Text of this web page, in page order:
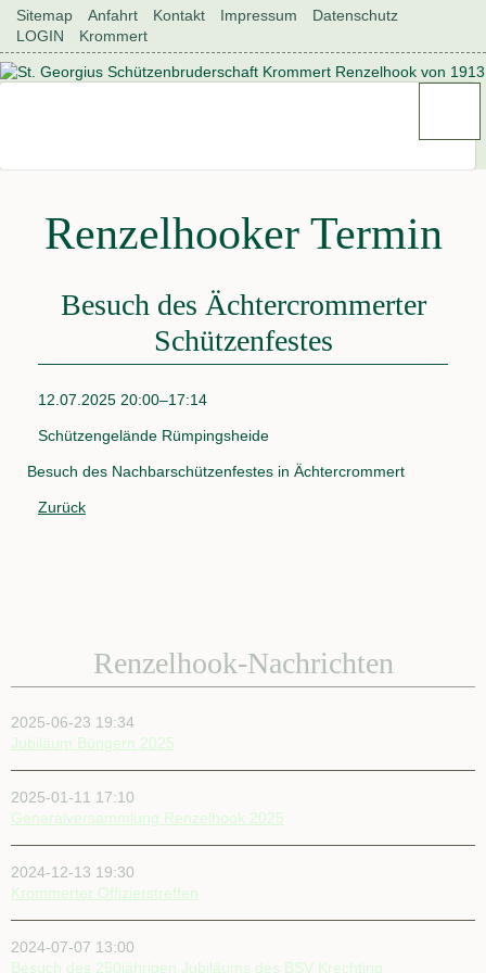
Navigation
überspringen
Sitemap Anfahrt Kontakt Impressum
Datenschutz
LOGIN
Krommert
Renzelhooker Termin
Besuch des Ächtercrommerter
Schützenfestes
12.07.2025 20:00–17:14
Schützengelände Rümpingsheide
Besuch des Nachbarschützenfestes in Ächtercrommert
Zurück
Renzelhook-Nachrichten
2025-06-23 19:34
Jubiläum Büngern 2025
2025-01-11 17:10
Generalversammlung Renzelhook 2025
2024-12-13 19:30
Krommerter Offizierstreffen
2024-07-07 13:00
Besuch des 250jährigen Jubiläums des BSV Krechting